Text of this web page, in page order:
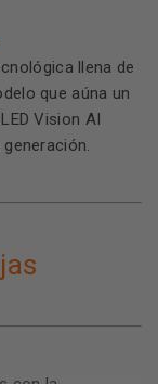
llena de
que aúna un
Vision AI